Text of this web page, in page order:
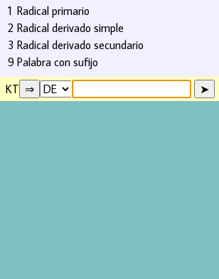
1 Radical primario
2 Radical derivado simple
3 Radical derivado secundario
9 Palabra con sufijo
KT